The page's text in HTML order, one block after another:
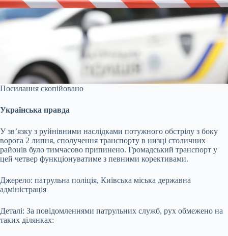
Посилання скопійовано
Українська правда
У зв’язку з руйнівними наслідками потужного обстрілу з боку
ворога 2 липня, сполучення транспорту в низці столичних
районів було тимчасово припинено. Громадський транспорт у
цей четвер функціонуватиме з певними корективами.
Джерело: патрульна поліція, Київська міська державна
адміністрація
Деталі: За повідомленнями патрульних служб, рух обмежено на
таких ділянках: